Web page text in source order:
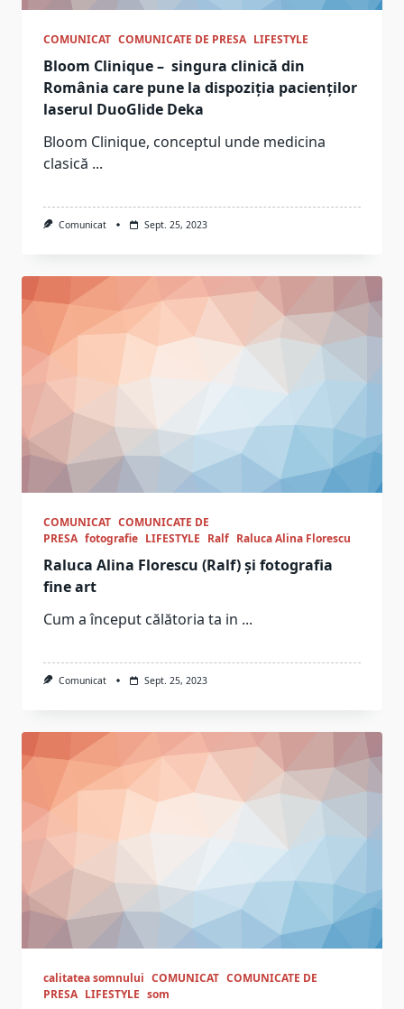
COMUNICAT COMUNICATE DE PRESA LIFESTYLE
Bloom Clinique – singura clinică din
România care pune la dispoziția pacienților
laserul DuoGlide Deka
Bloom Clinique, conceptul unde medicina
clasică ...
Comunicat Sept. 25, 2023
COMUNICAT COMUNICATE DE
PRESA fotografie LIFESTYLE Ralf Raluca Alina Florescu
Raluca Alina Florescu (Ralf) și fotografia
fine art
Cum a început călătoria ta in ...
Comunicat Sept. 25, 2023
calitatea somnului COMUNICAT COMUNICATE DE
PRESA LIFESTYLE som